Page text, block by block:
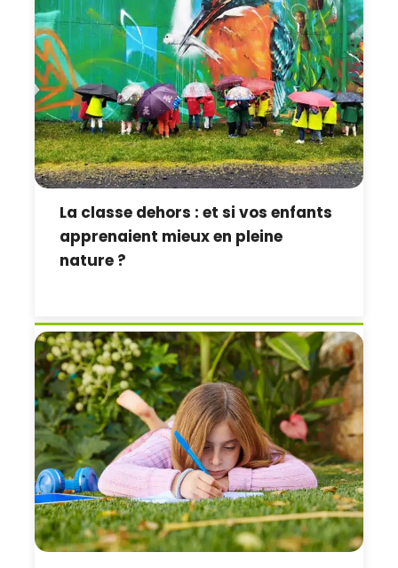
La classe dehors : et si vos enfants
apprenaient mieux en pleine
nature ?